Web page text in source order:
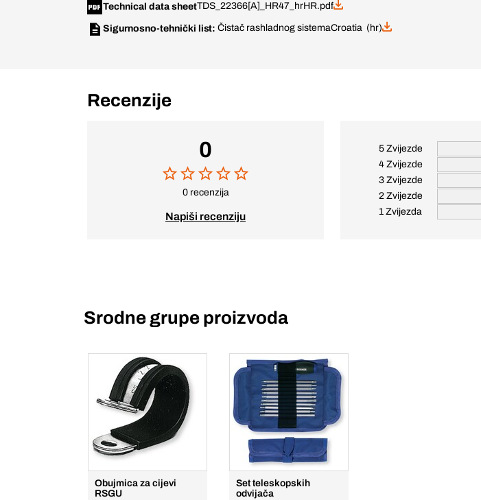
Technical data sheetTDS_22366[A]_HR47_hrHR.pdf
Sigurnosno-tehnički list:Čistač rashladnog sistemaCroatia (hr)
Recenzije
0
0 recenzija
Napiši recenziju
5 Zvijezde
4 Zvijezde
3 Zvijezde
2 Zvijezde
1 Zvijezda
Srodne grupe proizvoda
Obujmica za cijevi
RSGU
Set teleskopskih
odvijača